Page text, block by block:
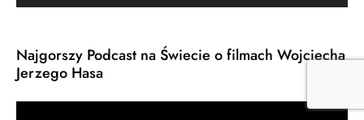
Najgorszy Podcast na Świecie o filmach Wojciecha
Jerzego Hasa